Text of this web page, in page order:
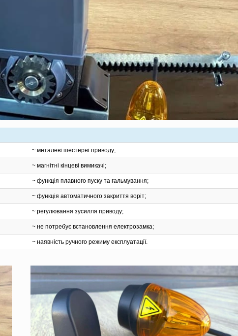
~ металеві шестерні приводу;
~ магнітні кінцеві вимикачі;
~ функція плавного пуску та гальмування;
~ функція автоматичного закриття воріт;
~ регулювання зусилля приводу;
~ не потребує встановлення електрозамка;
~ наявність ручного режиму експлуатації.